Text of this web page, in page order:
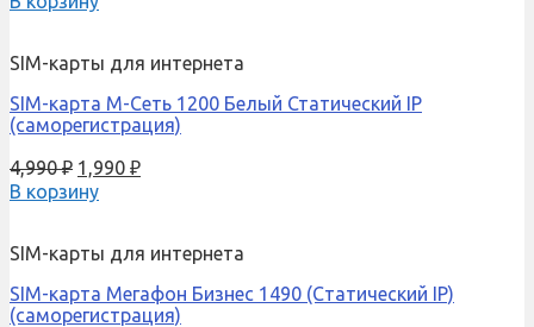
SIM-карты для интернета
SIM-карта М-Сеть 1200 Белый Статический IP
(саморегистрация)
4,990₽ 1,990 ₽
В корзину
SIM-карты для интернета
SIM-карта Мегафон Бизнес 1490 (Cтатический IP)
(саморегистрация)